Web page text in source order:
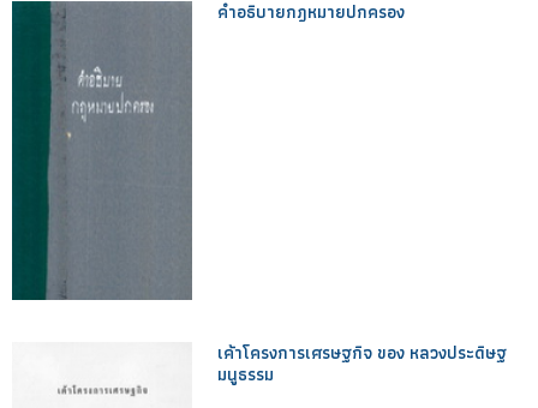
คำอธิบายกฎหมายปกครอง
เค้าโครงการเศรษฐกิจ ของ หลวงประดิษฐ
มนูธรรม